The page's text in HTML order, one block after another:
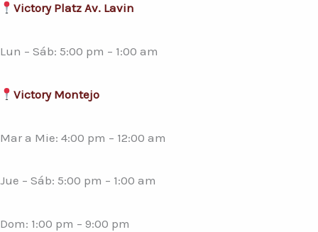
Victory Platz Av. Lavin
Lun – Sáb: 5:00 pm – 1:00 am
Victory Montejo
Mar a Mie: 4:00 pm – 12:00 am
Jue – Sáb: 5:00 pm – 1:00 am
Dom: 1:00 pm – 9:00 pm